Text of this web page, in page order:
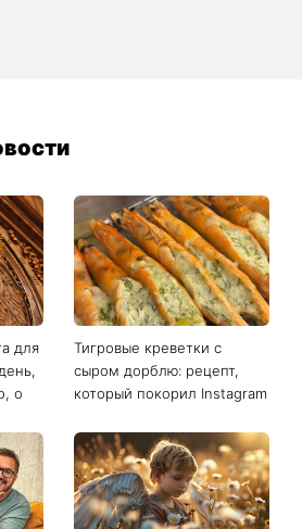
для
о
Тигровые креветки с
сыром дорблю: рецепт,
который покорил Instagram